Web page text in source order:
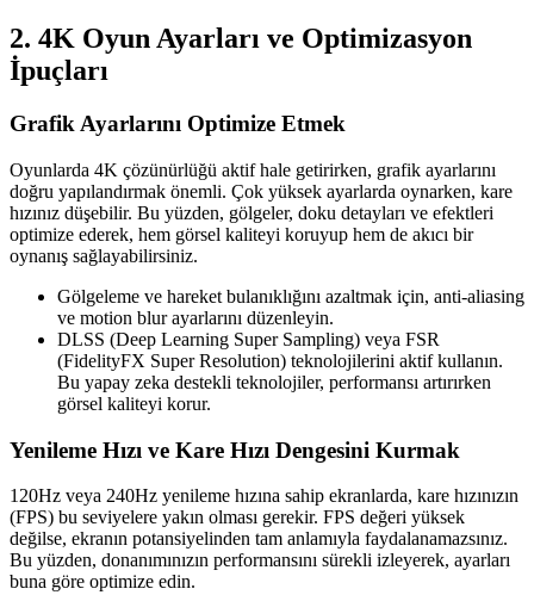
2. 4K Oyun Ayarları ve Optimizasyon
İpuçları
Grafik Ayarlarını Optimize Etmek
Oyunlarda 4K çözünürlüğü aktif hale getirirken, grafik ayarlarını
doğru yapılandırmak önemli. Çok yüksek ayarlarda oynarken, kare
hızınız düşebilir. Bu yüzden, gölgeler, doku detayları ve efektleri
optimize ederek, hem görsel kaliteyi koruyup hem de akıcı bir
oynanış sağlayabilirsiniz.
Gölgeleme ve hareket bulanıklığını azaltmak için, anti-aliasing
ve motion blur ayarlarını düzenleyin.
DLSS (Deep Learning Super Sampling) veya FSR
(FidelityFX Super Resolution) teknolojilerini aktif kullanın.
Bu yapay zeka destekli teknolojiler, performansı artırırken
görsel kaliteyi korur.
Yenileme Hızı ve Kare Hızı Dengesini Kurmak
120Hz veya 240Hz yenileme hızına sahip ekranlarda, kare hızınızın
(FPS) bu seviyelere yakın olması gerekir. FPS değeri yüksek
değilse, ekranın potansiyelinden tam anlamıyla faydalanamazsınız.
Bu yüzden, donanımınızın performansını sürekli izleyerek, ayarları
buna göre optimize edin.